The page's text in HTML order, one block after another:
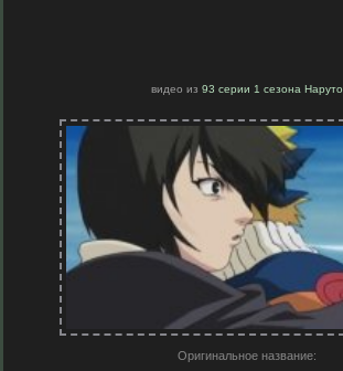
видео из 93 серии 1 сезона Наруто
Оригинальное название: